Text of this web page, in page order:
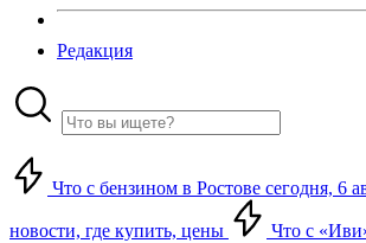
Редакция
Что с бензином в Ростове сегодня, 6
новости, где купить, цены
Что с